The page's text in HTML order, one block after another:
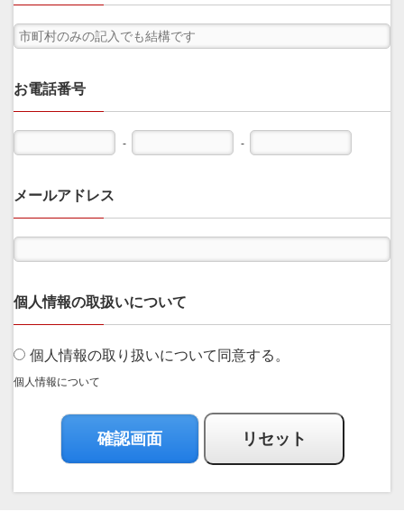
お電話番号
- -
メールアドレス
個人情報の取扱いについて
個人情報の取り扱いについて同意する。
個人情報について